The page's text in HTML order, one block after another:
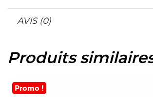
AVIS (0)
Produits
Promo !